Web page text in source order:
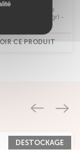
Coloration végétale
(100gr et 750gr) -
CE PRODUIT
DESTOCKAGE